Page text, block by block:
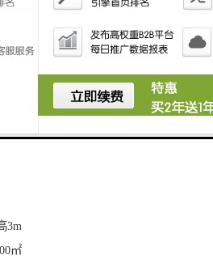
别是宝安体育馆、宝安图书馆
青少年宫及文化艺术中心、演艺
信息：
3m
㎡